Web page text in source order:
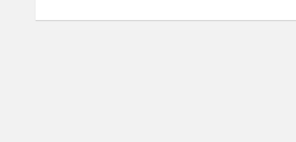
entradas